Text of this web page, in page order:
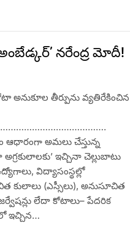
నరేంద్ర మోదీ!
అనుకూల తీర్పును వ్యతిరేకించిన
అమలు చేస్తున్న
ఇచ్చినా చెల్లుబాటు
విద్యాసంస్థల్లో
(ఎస్సీలు), అనుసూచిత
లేదా కోటాలు– పేదరిక
ఇచ్చిన…